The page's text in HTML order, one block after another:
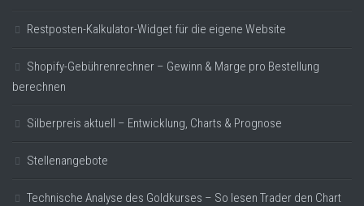
Restposten-Kalkulator-Widget für die eigene Website
Shopify-Gebührenrechner – Gewinn & Marge pro Bestellung
berechnen
Silberpreis aktuell – Entwicklung, Charts & Prognose
Stellenangebote
Technische Analyse des Goldkurses – So lesen Trader den Chart